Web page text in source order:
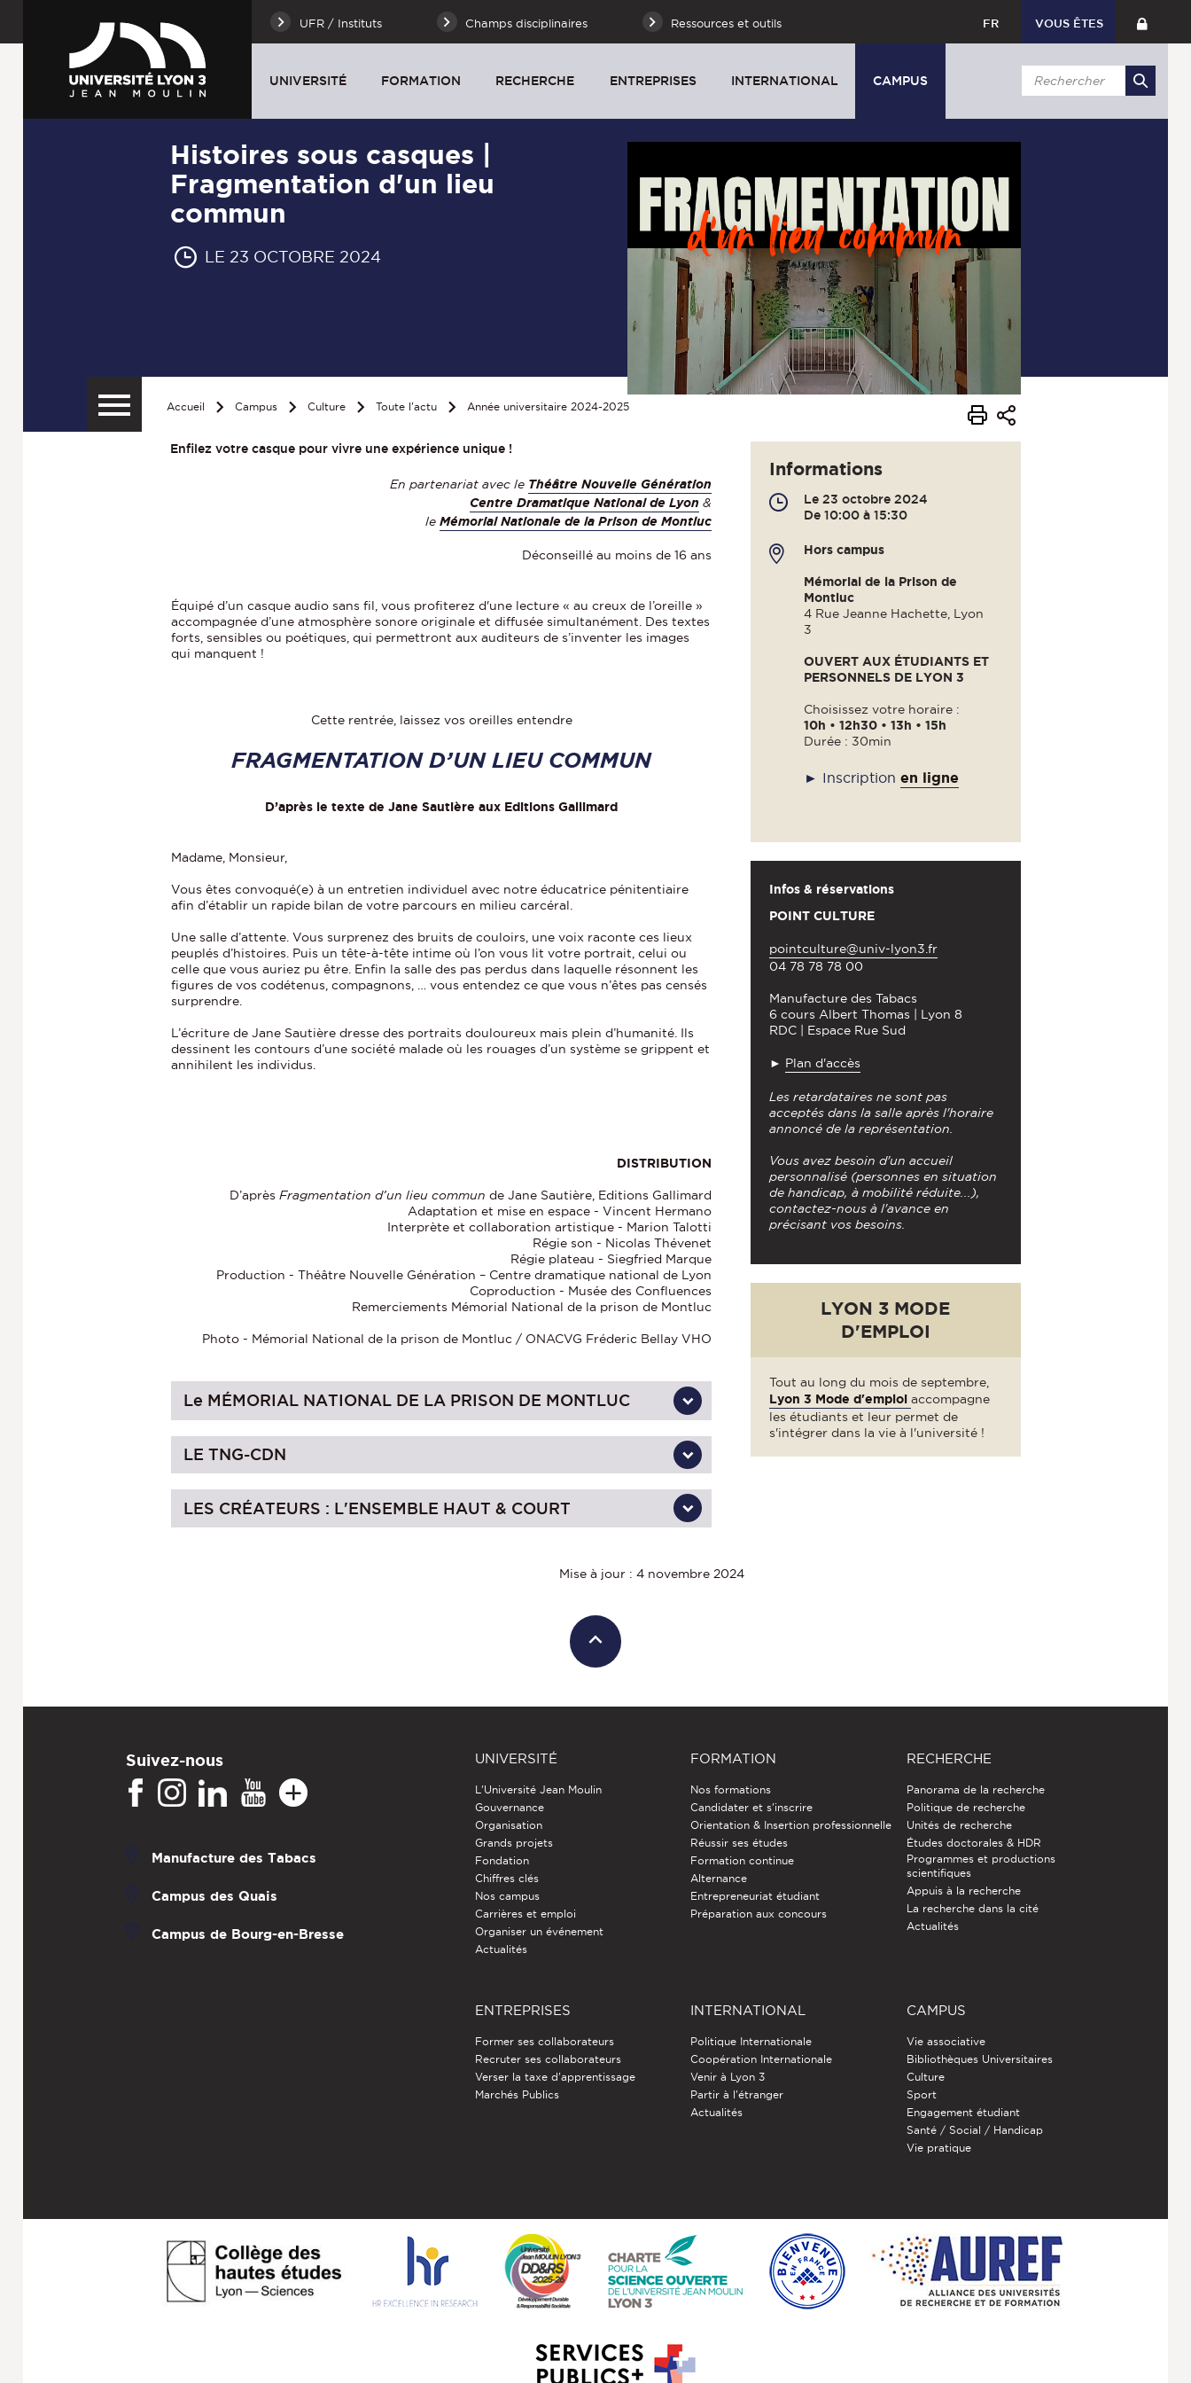
UFR / Instituts Champs disciplinaires Ressources et outils FR VOUS ÊTES
UNIVERSITÉ FORMATION RECHERCHE ENTREPRISES INTERNATIONAL CAMPUS
Histoires sous casques |
Fragmentation d'un lieu
commun
LE 23 OCTOBRE 2024
Accueil Campus Culture Toute l'actu Année universitaire 2024-2025
Enfilez votre casque pour vivre une expérience unique !
En partenariat avec le Théâtre Nouvelle Génération
Centre Dramatique National de Lyon &
leMémorial Nationale de la Prison de Montluc
Déconseillé au moins de 16 ans
Équipé d’un casque audio sans fil, vous profiterez d'une lecture « au creux de l’oreille »
accompagnée d’une atmosphère sonore originale et diffusée simultanément. Des textes
forts, sensibles ou poétiques, qui permettront aux auditeurs de s’inventer les images
qui manquent !
Cette rentrée, laissez vos oreilles entendre
FRAGMENTATION D’UN LIEU COMMUN
D’après le texte de Jane Sautière aux Editions Gallimard
Madame, Monsieur,
Vous êtes convoqué(e) à un entretien individuel avec notre éducatrice pénitentiaire
afin d’établir un rapide bilan de votre parcours en milieu carcéral.
Une salle d’attente. Vous surprenez des bruits de couloirs, une voix raconte ces lieux
peuplés d’histoires. Puis un tête-à-tête intime où l’on vous lit votre portrait, celui ou
celle que vous auriez pu être. Enfin la salle des pas perdus dans laquelle résonnent les
figures de vos codétenus, compagnons, … vous entendez ce que vous n’êtes pas censés
surprendre.
L’écriture de Jane Sautière dresse des portraits douloureux mais plein d’humanité. Ils
dessinent les contours d’une société malade où les rouages d’un système se grippent et
annihilent les individus.
DISTRIBUTION
D’aprèsFragmentation d’un lieu commun de Jane Sautière, Editions Gallimard
Adaptation et mise en espace - Vincent Hermano
Interprète et collaboration artistique - Marion Talotti
Régie son - Nicolas Thévenet
Régie plateau - Siegfried Marque
Production - Théâtre Nouvelle Génération – Centre dramatique national de Lyon
Coproduction - Musée des Confluences
Remerciements Mémorial National de la prison de Montluc
Photo - Mémorial National de la prison de Montluc / ONACVG Fréderic Bellay VHO
Le MÉMORIAL NATIONAL DE LA PRISON DE MONTLUC
LE TNG-CDN
LES CRÉATEURS : L'ENSEMBLE HAUT & COURT
Informations
Le 23 octobre 2024
De 10:00 à 15:30
Hors campus
Mémorial de la Prison de
Montluc
4 Rue Jeanne Hachette, Lyon
3
OUVERT AUX ÉTUDIANTS ET
PERSONNELS DE LYON 3
Choisissez votre horaire :
10h • 12h30 • 13h • 15h
Durée : 30min
► Inscriptionen ligne
Infos & réservations
POINT CULTURE
pointculture@univ-lyon3.fr
04 78 78 78 00
Manufacture des Tabacs
6 cours Albert Thomas | Lyon 8
RDC | Espace Rue Sud
► Plan d'accès
Les retardataires ne sont pas
acceptés dans la salle après l'horaire
annoncé de la représentation.
Vous avez besoin d'un accueil
personnalisé (personnes en situation
de handicap, à mobilité réduite...),
contactez-nous à l'avance en
précisant vos besoins.
LYON 3 MODE
D'EMPLOI
Tout au long du mois de septembre,
Lyon 3 Mode d'emploi accompagne
les étudiants et leur permet de
s'intégrer dans la vie à l'université !
Mise à jour : 4 novembre 2024
Suivez-nous
Manufacture des Tabacs
Campus des Quais
Campus de Bourg-en-Bresse
UNIVERSITÉ
L'Université Jean Moulin
Gouvernance
Organisation
Grands projets
Fondation
Chiffres clés
Nos campus
Carrières et emploi
Organiser un événement
Actualités
FORMATION
Nos formations
Candidater et s'inscrire
Orientation & Insertion professionnelle
Réussir ses études
Formation continue
Alternance
Entrepreneuriat étudiant
Préparation aux concours
RECHERCHE
Panorama de la recherche
Politique de recherche
Unités de recherche
Études doctorales & HDR
Programmes et productions
scientifiques
Appuis à la recherche
La recherche dans la cité
Actualités
ENTREPRISES
Former ses collaborateurs
Recruter ses collaborateurs
Verser la taxe d'apprentissage
Marchés Publics
INTERNATIONAL
Politique Internationale
Coopération Internationale
Venir à Lyon 3
Partir à l'étranger
Actualités
CAMPUS
Vie associative
Bibliothèques Universitaires
Culture
Sport
Engagement étudiant
Santé / Social / Handicap
Vie pratique